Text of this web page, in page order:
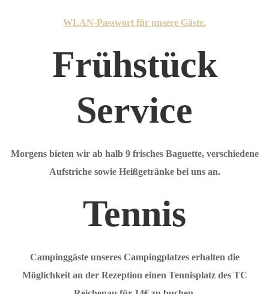
WLAN-Passwort für unsere Gäste.
Frühstück
Service
Morgens bieten wir ab halb 9 frisches Baguette, verschiedene
Aufstriche sowie Heißgetränke bei uns an.
Tennis
Campinggäste unseres Campingplatzes erhalten die
Möglichkeit an der Rezeption einen Tennisplatz des TC